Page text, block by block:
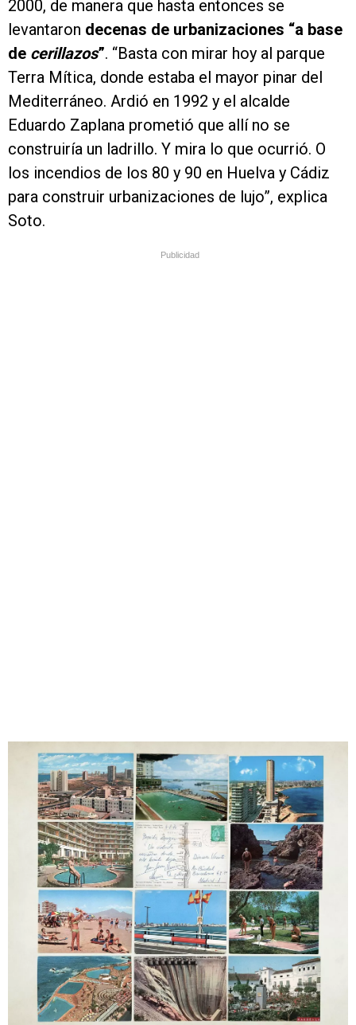
2000, de manera que hasta entonces se
levantaron decenas de urbanizaciones “a base
de cerillazos”. “Basta con mirar hoy al parque
Terra Mítica, donde estaba el mayor pinar del
Mediterráneo. Ardió en 1992 y el alcalde
Eduardo Zaplana prometió que allí no se
construiría un ladrillo. Y mira lo que ocurrió. O
los incendios de los 80 y 90 en Huelva y Cádiz
para construir urbanizaciones de lujo”, explica
Soto.
Publicidad